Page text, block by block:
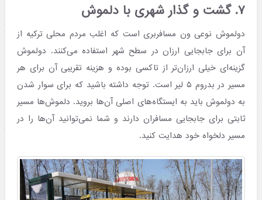
۷. گشت و گذار شهری با دلموش
دولموش نوعی ون مسافربری است که اغلب مردم محلی ترکیه از
آن برای جابجایی ارزان در سطح شهر استفاده می‌کنند. دولموش
گزینه‌ای خیلی ارزان‌تر از تاکسی بوده و هزینه تقریبی آن برای هر
مسیر در بدروم ۵ لیر است. توجه داشته باشید که برای سوار شدن
به دولموش باید به ایستگاه‌های اصلی‌ آن‌ها بروید. دلموش‌ها مسیر
ثابتی برای جابجایی مسافران دارند و شما نمی‌توانید آن‌ها را در
مسیر دلخواه خود هدایت کنید.